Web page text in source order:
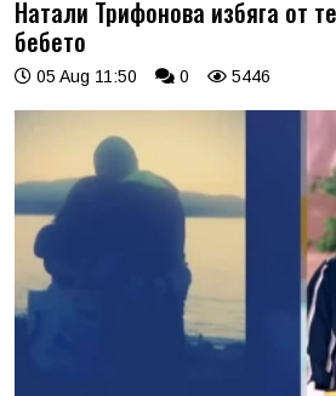
Натали Трифонова избяга от
бебето
05 Aug 11:50 0 5446